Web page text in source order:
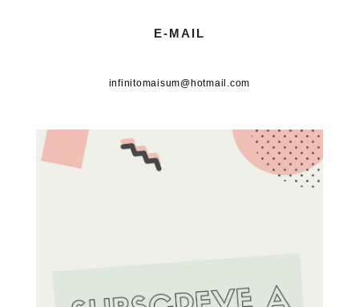
E-MAIL
infinitomaisum@hotmail.com